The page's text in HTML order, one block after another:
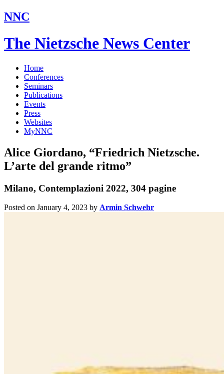
NNC
The Nietzsche News Center
Home
Conferences
Seminars
Publications
Events
Press
Websites
MyNNC
Alice Giordano, “Friedrich Nietzsche.
L’arte del grande ritmo”
Milano, Contemplazioni 2022, 304 pagine
Posted on January 4, 2023 by Armin Schwehr